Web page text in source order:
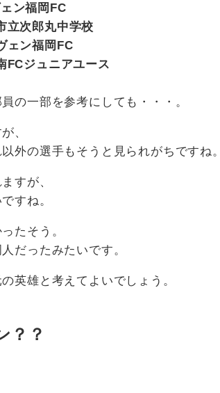
ン福岡FC
立次郎丸中学校
ェン福岡FC
FCジュニアユース
の一部を参考にしても・・・。
、
外の選手もそうと見られがちですね。
すが、
すね。
たそう。
だったみたいです。
英雄と考えてよいでしょう。
？？